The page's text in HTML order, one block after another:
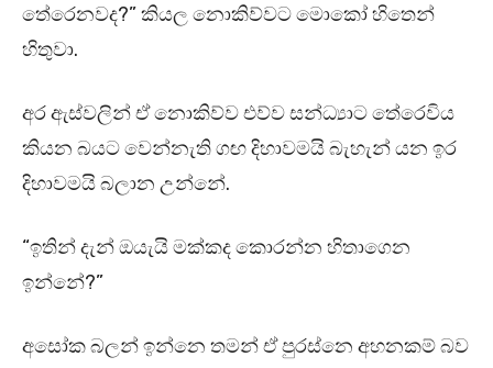
තේරෙනවද?” කියල නොකිව්වට මොකෝ හිතෙන්
හිතුවා.
අර ඇස්වලින් ඒ නොකිව්ව එව්ව සන්ධ්‍යාට තේරෙවිය
කියන බයට වෙන්නැති ගඟ දිහාවමයි බැහැන් යන ඉර
දිහාවමයි බලාන උන්නේ.
“ඉතින් දැන් ඔයැයි මක්කද කොරන්න හිතාගෙන
ඉන්නේ?”
අසෝක බලන් ඉන්නෙ තමන් ඒ පුරස්නෙ අහනකම් බව